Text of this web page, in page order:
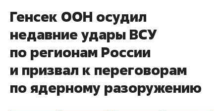
Генсек ООН осудил
недавние удары ВСУ
по регионам России
и призвал к переговорам
по ядерному разоружению